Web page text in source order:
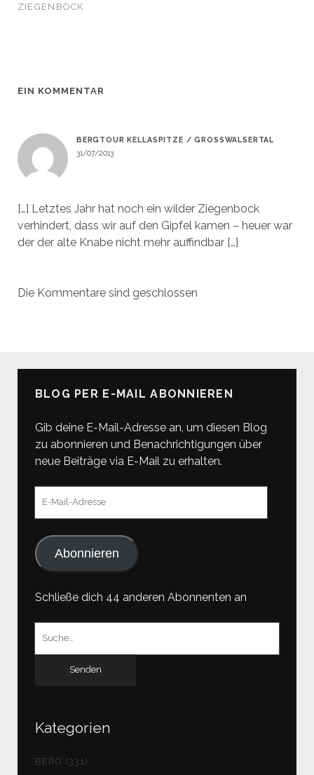
ZIEGENBOCK
EIN KOMMENTAR
BERGTOUR KELLASPITZE / GROSSWALSERTAL
31/07/2013
[…] Letztes Jahr hat noch ein wilder Ziegenbock
verhindert, dass wir auf den Gipfel kamen – heuer war
der der alte Knabe nicht mehr auffindbar […]
Die Kommentare sind geschlossen
BLOG PER E-MAIL ABONNIEREN
Gib deine E-Mail-Adresse an, um diesen Blog
zu abonnieren und Benachrichtigungen über
neue Beiträge via E-Mail zu erhalten.
Abonnieren
Schließe dich 44 anderen Abonnenten an
Kategorien
BERG (331)